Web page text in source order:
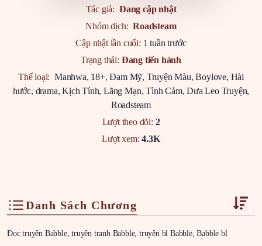
Tác giả: Đang cập nhật
Nhóm dịch: Roadsteam
Cập nhật lần cuối: 1 tuần trước
Trạng thái: Đang tiến hành
Thể loại: Manhwa, 18+,Đam Mỹ, Truyện Màu,Boylove, Hài
hước, drama,Kịch Tính,Lãng Mạn,Tình Cảm,Dưa Leo Truyện,
Roadsteam
Lượt theo dõi: 2
Lượt xem: 4.3K
Danh Sách Chương
Đọc truyện Babble, truyện tranh Babble, truyện bl Babble, Babble bl